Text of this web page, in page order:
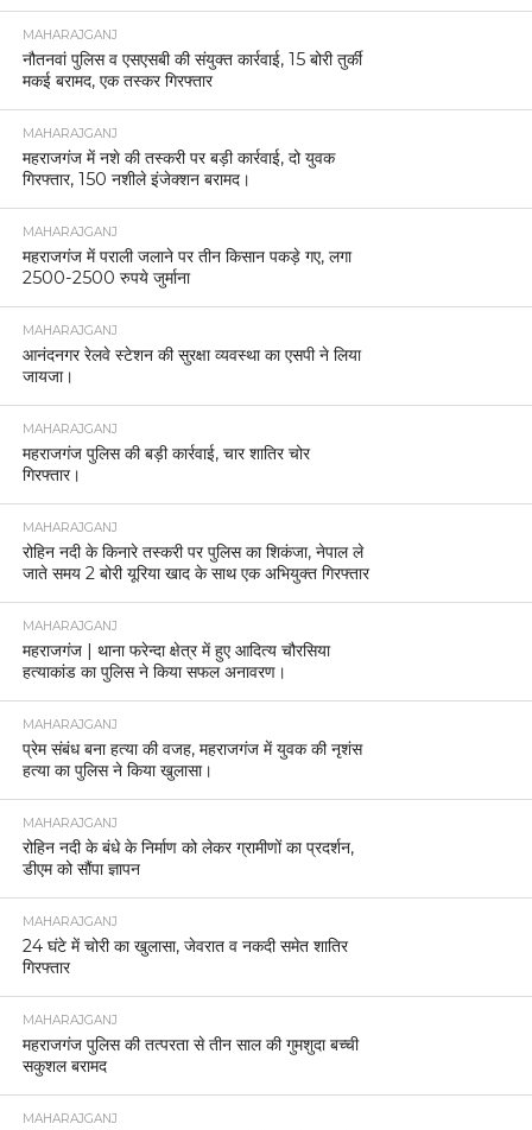
MAHARAJGANJ
नौतनवां पुलिस व एसएसबी की संयुक्त कार्रवाई, 15 बोरी तुर्की
मकई बरामद, एक तस्कर गिरफ्तार
MAHARAJGANJ
महराजगंज में नशे की तस्करी पर बड़ी कार्रवाई, दो युवक
गिरफ्तार, 150 नशीले इंजेक्शन बरामद।
MAHARAJGANJ
महराजगंज में पराली जलाने पर तीन किसान पकड़े गए, लगा
2500-2500 रुपये जुर्माना
MAHARAJGANJ
आनंदनगर रेलवे स्टेशन की सुरक्षा व्यवस्था का एसपी ने लिया
जायजा।
MAHARAJGANJ
महराजगंज पुलिस की बड़ी कार्रवाई, चार शातिर चोर
गिरफ्तार।
MAHARAJGANJ
रोहिन नदी के किनारे तस्करी पर पुलिस का शिकंजा, नेपाल ले
जाते समय 2 बोरी यूरिया खाद के साथ एक अभियुक्त गिरफ्तार
MAHARAJGANJ
महराजगंज | थाना फरेन्दा क्षेत्र में हुए आदित्य चौरसिया
हत्याकांड का पुलिस ने किया सफल अनावरण।
MAHARAJGANJ
प्रेम संबंध बना हत्या की वजह, महराजगंज में युवक की नृशंस
हत्या का पुलिस ने किया खुलासा।
MAHARAJGANJ
रोहिन नदी के बंधे के निर्माण को लेकर ग्रामीणों का प्रदर्शन,
डीएम को सौंपा ज्ञापन
MAHARAJGANJ
24 घंटे में चोरी का खुलासा, जेवरात व नकदी समेत शातिर
गिरफ्तार
MAHARAJGANJ
महराजगंज पुलिस की तत्परता से तीन साल की गुमशुदा बच्ची
सकुशल बरामद
MAHARAJGANJ